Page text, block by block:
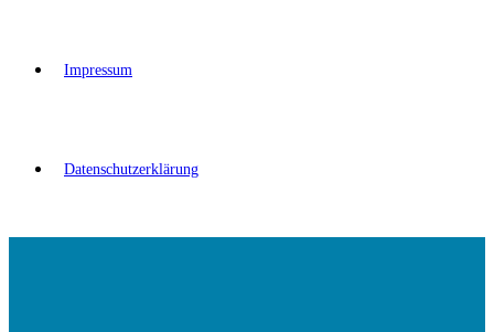
Impressum
Datenschutzerklärung